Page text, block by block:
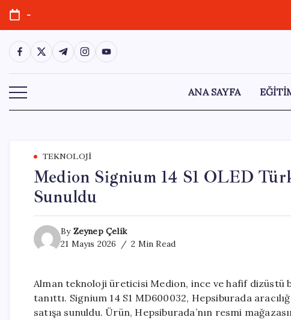
Skip
content
-
https://www.facebook.com/
https://twitter.com/
https://t.me/
https://www.instagram.com/
https://youtube.com/
ANA SAYFA
TEKNOLOJI
Medion Signium 14 S1 OLED
Sunuldu
By Zeynep Çelik
21 Mayıs 2026
2 Min Read
Alman teknoloji üreticisi Medion, ince ve hafif dizüstü
tanıttı. Signium 14 S1 MD600032, Hepsiburada
satışa sunuldu. Ürün, Hepsiburada’nın resmi